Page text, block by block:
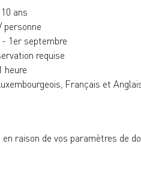
ans
personne
- 1er septembre
requise
heure
Français et
raison de vos paramètres de